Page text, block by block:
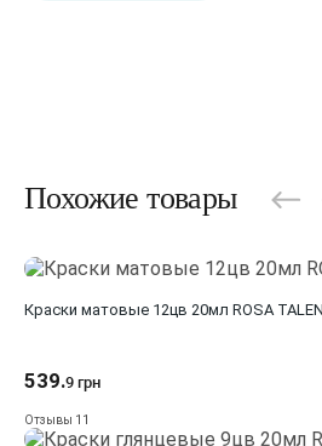
Похожие товары
Краски матовые 12цв 20мл ROSA
539.9 грн
Отзывы 11